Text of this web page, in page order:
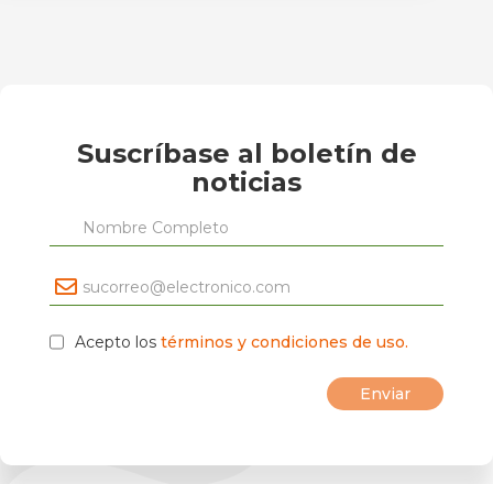
Suscríbase al boletín de
noticias
Acepto los términos y condiciones de uso.